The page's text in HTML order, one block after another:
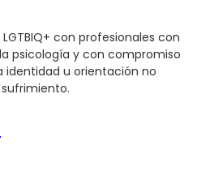
con profesionales con
psicología y con compromiso
identidad u orientación no